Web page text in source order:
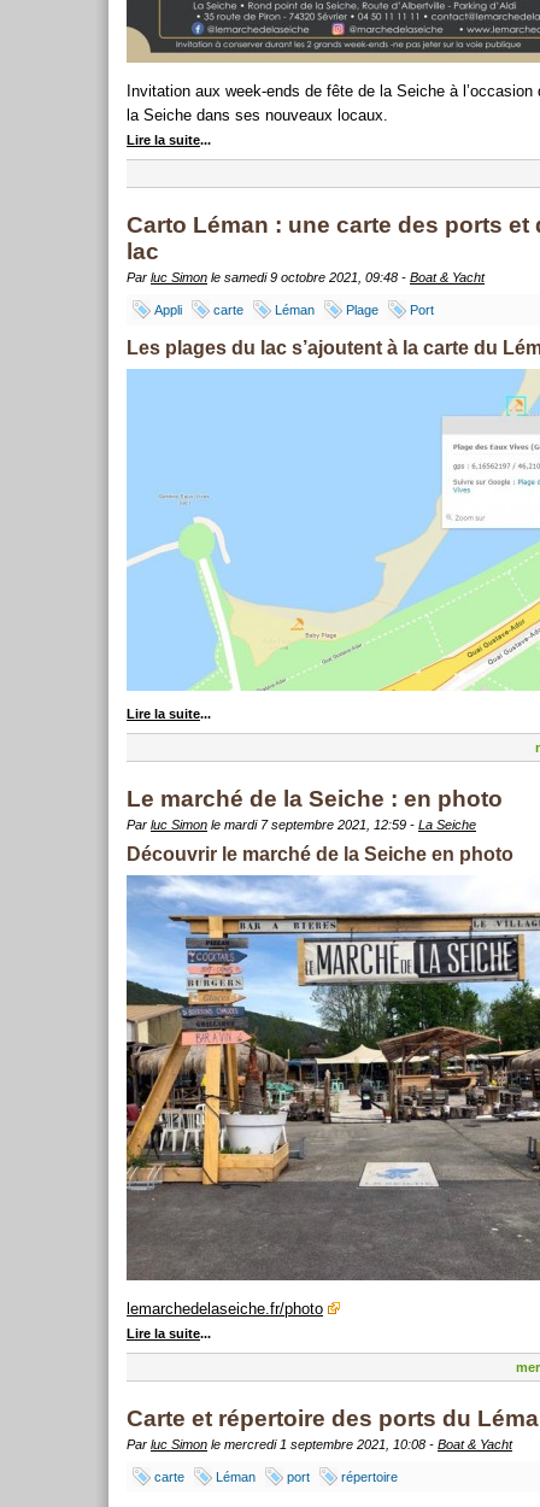
Invitation aux week-ends de fête de la Seiche à l’occasion
la Seiche dans ses nouveaux locaux.
Lire la suite...
Carto Léman : une carte des ports et
lac
Par luc Simon le samedi 9 octobre 2021, 09:48 - Boat & Yacht
Appli carte Léman Plage Port
Les plages du lac s’ajoutent à la carte du
Lire la suite...
Le marché de la Seiche : en photo
Par luc Simon le mardi 7 septembre 2021, 12:59 - La Seiche
Découvrir le marché de la Seiche en photo
lemarchedelaseiche.fr/photo
Lire la suite...
Carte et répertoire des ports du
Par luc Simon le mercredi 1 septembre 2021, 10:08 - Boat & Yacht
carte Léman port répertoire